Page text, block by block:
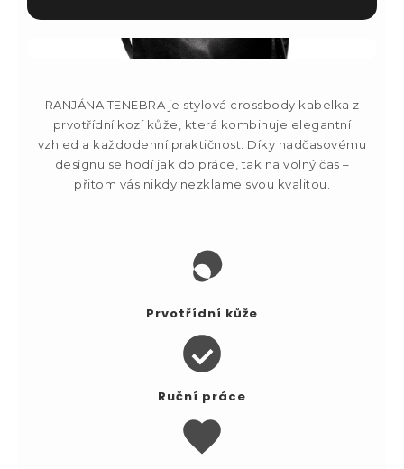
RANJÁNA TENEBRA je stylová crossbody kabelka z
prvotřídní kozí kůže, která kombinuje elegantní
vzhled a každodenní praktičnost. Díky nadčasovému
designu se hodí jak do práce, tak na volný čas –
přitom vás nikdy nezklame svou kvalitou.
Prvotřídní kůže
Ruční práce